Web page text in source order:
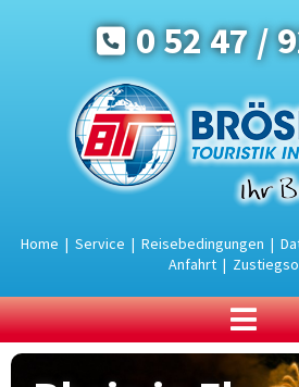
0 52 47 /
Home | Service | Reisebedingungen |
Anfahrt |
BUSREISEN